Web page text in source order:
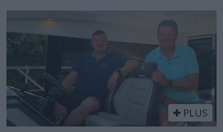
PLUS